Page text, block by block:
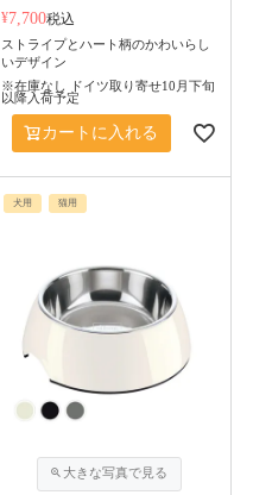
¥7,700税込
ストライプとハート柄のかわいらし
いデザイン
※在庫なし ドイツ取り寄せ10月下旬
以降入荷予定
カートに入れる
犬用 猫用